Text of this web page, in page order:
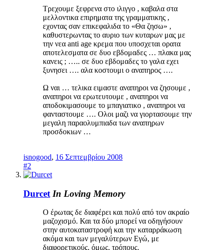
Τρεχουμε ξεφρενα στο ιλιγγο , καβαλα στα
μελλοντικα επιρηματα της γραμματικης ,
εχοντας σαν επικεφαλιδα το «Θα ζησω» ,
καθυστερωντας το αυριο των κυταρων μας με
την νεα anti age κρεμα που υποσχεται ορατα
αποτελεσματα σε δυο εβδομαδες … πλακα μας
κανεις ; ….. σε δυο εβδομαδες το γαλα εχει
ξυνησει …. αλα κοστουμι ο αναπηρος ….
Ω ναι … τελικα ειμαστε αναπηροι να ζησουμε ,
αναπηροι να ερωτευτουμε , αναπηροι να
αποδοκιμασουμε το μπαγιατικο , αναπηροι να
φανταστουμε …. Ολοι μαζι να γιορτασουμε την
μεγαλη παραολυμπιαδα των αναπηρων
προσδοκιων …
isnogood, 16 Σεπτεμβρίου 2008
#2
Durcet In Loving Memory
Ο έρωτας δε διαφέρει και πολύ από τον ακραίο
μαζοχισμό. Και τα δύο μπορεί να οδηγήσουν
στην αυτοκαταστροφή και την καταρράκωση
ακόμα και των μεγαλύτερων Εγώ, με
διαφορετικούς, όμως, τρόπους.